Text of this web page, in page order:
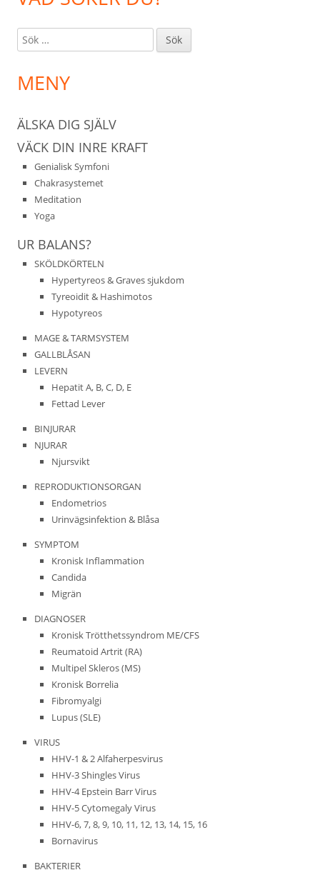
Sök
efter:
MENY
ÄLSKA DIG SJÄLV
VÄCK DIN INRE KRAFT
Genialisk Symfoni
Chakrasystemet
Meditation
Yoga
UR BALANS?
SKÖLDKÖRTELN
Hypertyreos & Graves sjukdom
Tyreoidit & Hashimotos
Hypotyreos
MAGE & TARMSYSTEM
GALLBLÅSAN
LEVERN
Hepatit A, B, C, D, E
Fettad Lever
BINJURAR
NJURAR
Njursvikt
REPRODUKTIONSORGAN
Endometrios
Urinvägsinfektion & Blåsa
SYMPTOM
Kronisk Inflammation
Candida
Migrän
DIAGNOSER
Kronisk Trötthetssyndrom ME/CFS
Reumatoid Artrit (RA)
Multipel Skleros (MS)
Kronisk Borrelia
Fibromyalgi
Lupus (SLE)
VIRUS
HHV-1 & 2 Alfaherpesvirus
HHV-3 Shingles Virus
HHV-4 Epstein Barr Virus
HHV-5 Cytomegaly Virus
HHV-6, 7, 8, 9, 10, 11, 12, 13, 14, 15, 16
Bornavirus
BAKTERIER